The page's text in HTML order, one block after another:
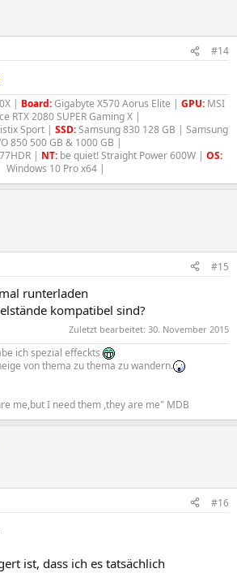
#14
| Board:Gigabyte X570 Aorus Elite | GPU: MSI
RTX 2080 SUPER Gaming X |
Sport | SSD:Samsung 830 128 GB | Samsung
850 500 GB & 1000 GB |
| NT: be quiet! Straight Power 600W | OS:
Windows 10 Pro x64 |
#15
runterladen
kompatibel sind?
Zuletzt bearbeitet: 30. November 2015
ich spezial effeckts
von thema zu thema zu wandern.
me,but I need them ,they are me" MDB
#16
ist, dass ich es tatsächlich